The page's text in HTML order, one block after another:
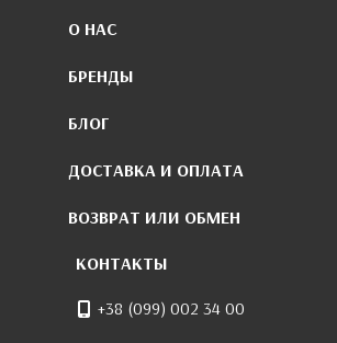
О НАС
БРЕНДЫ
БЛОГ
ДОСТАВКА И ОПЛАТА
ВОЗВРАТ ИЛИ ОБМЕН
КОНТАКТЫ
+38 (099) 002 34 00